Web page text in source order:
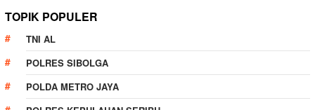
TOPIK POPULER
TNI AL
POLRES SIBOLGA
POLDA METRO JAYA